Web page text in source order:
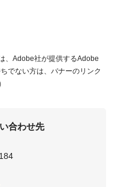
、Adobe社が提供するAdobe
でない方は、バナーのリンク
合わせ先